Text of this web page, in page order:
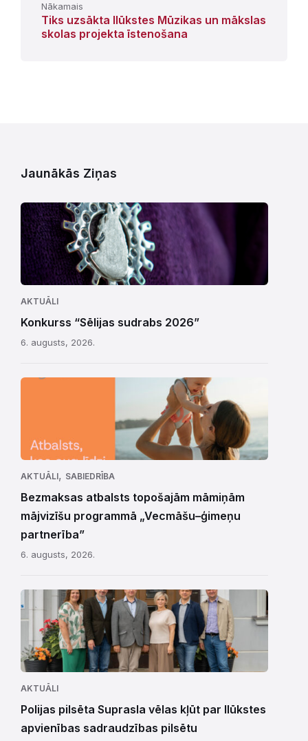
Nākamais
Tiks uzsākta Ilūkstes Mūzikas un mākslas
skolas projekta īstenošana
Jaunākās Ziņas
AKTUĀLI
Konkurss “Sēlijas sudrabs 2026”
6. augusts, 2026.
AKTUĀLI, SABIEDRĪBA
Bezmaksas atbalsts topošajām māmiņām
mājvizīšu programmā „Vecmāšu–ģimeņu
partnerība”
6. augusts, 2026.
AKTUĀLI
Polijas pilsēta Suprasla vēlas kļūt par Ilūkstes
apvienības sadraudzības pilsētu